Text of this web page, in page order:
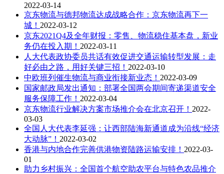
2022-03-14
京东物流与德邦物流达成战略合作：京东物流再下一
城！ 2022-03-12
京东2021Q4及全年财报：零售、物流稳住基本盘，新业
务仍在投入期！ 2022-03-11
人大代表政协委员共话有效促进交通运输转型发展：走
好必由之路，用好关键三招！ 2022-03-10
中欧班列催生物流与商业衔接新业态！ 2022-03-09
国家邮政局发出通知：部署全国两会期间寄递渠道安全
服务保障工作！ 2022-03-04
京东物流行业解决方案市场推介会在北京召开！ 2022-
03-03
全国人大代表李延强：让西部陆海新通道成为沿线“经济
大动脉”！ 2022-03-02
香港与内地合作完善供港物资陆路运输安排！ 2022-03-
01
助力乡村振兴：全国首个航空助农平台与特色农品推介